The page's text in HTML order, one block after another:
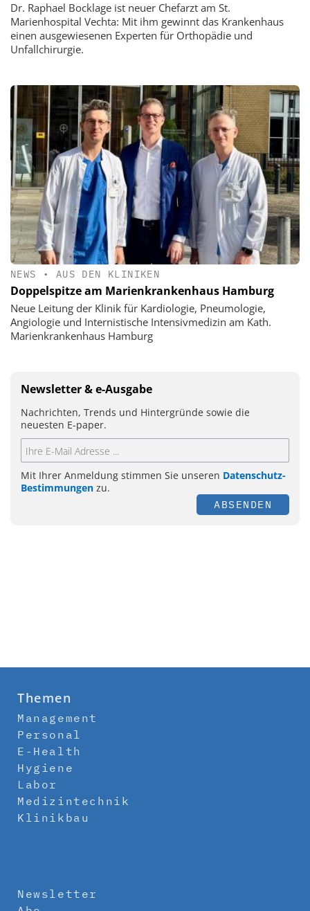
Dr. Raphael Bocklage ist neuer Chefarzt am St.
Marienhospital Vechta: Mit ihm gewinnt das Krankenhaus
einen ausgewiesenen Experten für Orthopädie und
Unfallchirurgie.
NEWS • AUS DEN KLINIKEN
Doppelspitze am Marienkrankenhaus Hamburg
Neue Leitung der Klinik für Kardiologie, Pneumologie,
Angiologie und Internistische Intensivmedizin am Kath.
Marienkrankenhaus Hamburg
Newsletter & e-Ausgabe
Nachrichten, Trends und Hintergründe sowie die
neuesten E-paper.
Mit Ihrer Anmeldung stimmen Sie unseren Datenschutz-
Bestimmungen zu.
ABSENDEN
Themen
Management
Personal
E-Health
Hygiene
Labor
Medizintechnik
Klinikbau
Newsletter